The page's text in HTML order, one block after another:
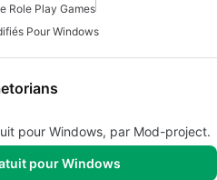
Role Play Games
Pour Windows
pour Windows, par Mod-project.
pour Windows